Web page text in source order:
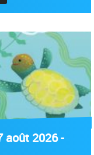
août 2026 -